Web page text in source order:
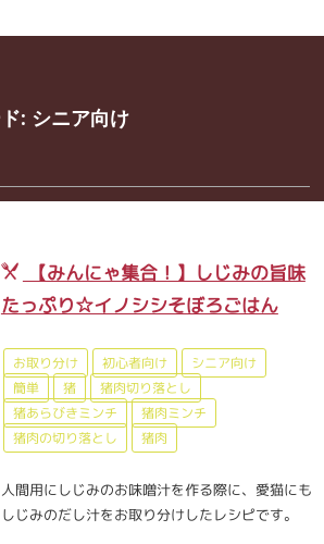
: シニア向け
【みんにゃ集合！】しじみの旨味
たっぷり☆イノシシそぼろごはん
お取り分け 初心者向け
シニア向け
簡単
猪
猪肉切り落とし
猪あらびきミンチ
猪肉ミンチ
猪肉の切り落とし
猪肉
人間用にしじみのお味噌汁を作る際に、愛猫にも
しじみのだし汁をお取り分けしたレシピです。